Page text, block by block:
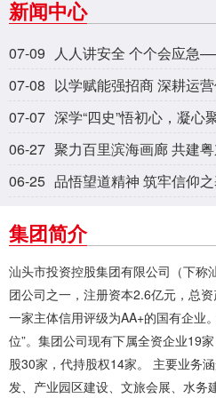
新闻中心
07-09 人人讲安全 个个会应急——汕投控
07-08 以学赋能强招商 深耕运营促发展——
07-07 深学“四史”悟初心，凝心聚力促发展——汕
06-27 聚力百里滨海画廊 共建粤东文旅地标
06-25 品悟望道精神 筑牢信仰之基——海晟
集团简介
汕头市投资控股集团有限公司（下称
团公司之一，注册资本2.6亿元，总
一家主体信用评级为AA+的国有企业
位”。集团公司现有下属全资企业19
股30家，代持股权14家。 主要业务
发、产业园区建设、文旅会展、水务